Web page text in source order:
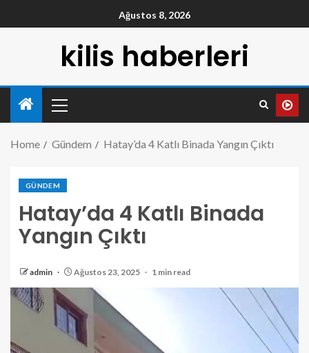
Ağustos 8, 2026
kilis haberleri
Home Gündem Hatay’da 4 Katlı Binada Yangın Çıktı
GÜNDEM
Hatay’da 4 Katlı Binada
Yangın Çıktı
admin Ağustos 23, 2025 1 min read